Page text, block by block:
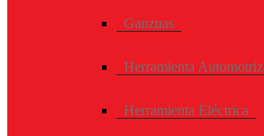
Ganzuas
Herramienta Automotriz
Herramienta Eléctrica